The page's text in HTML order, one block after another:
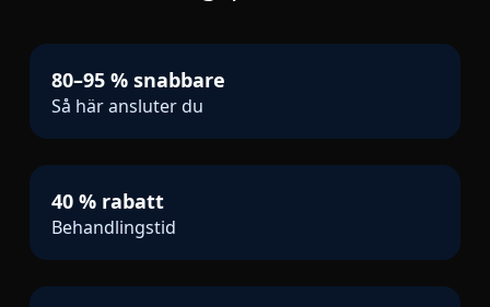
80–95 % snabbare
Så här ansluter du
40 % rabatt
Behandlingstid